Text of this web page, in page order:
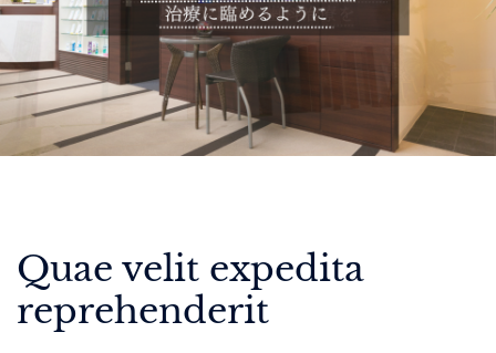
プ
Quae velit expedita
reprehenderit